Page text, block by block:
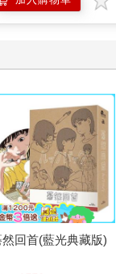
然回首(藍光典藏版)